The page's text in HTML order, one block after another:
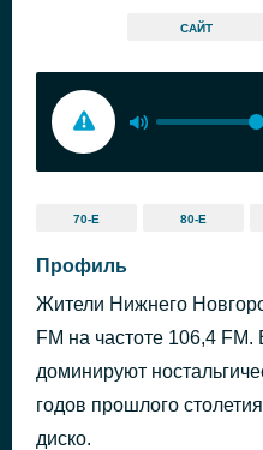
САЙТ
70-Е 80-Е
Профиль
Жители Нижнего
FM на частоте 106,4
доминируют
годов прошлого
диско.